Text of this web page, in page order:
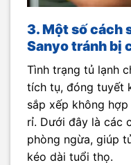
3. Một số cách
Sanyo tránh bị
Tình trạng tủ lạnh
tích tụ, đóng tuyết
sắp xếp không
rỉ. Dưới đây là các
phòng ngừa, giúp
kéo dài tuổi thọ.